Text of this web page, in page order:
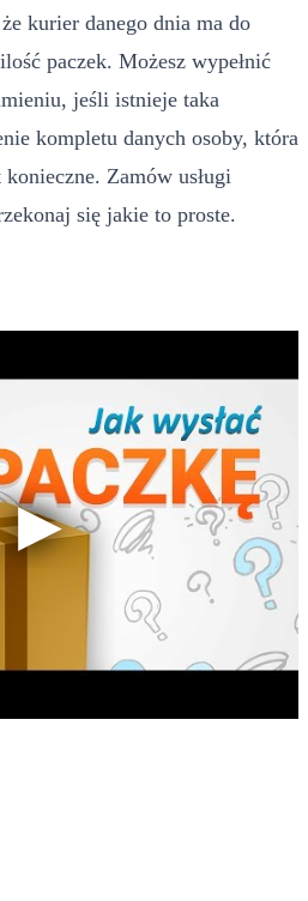
kurier danego dnia ma do
paczek. Możesz wypełnić
jeśli istnieje taka
kompletu danych osoby, która
konieczne. Zamów usługi
się jakie to proste.